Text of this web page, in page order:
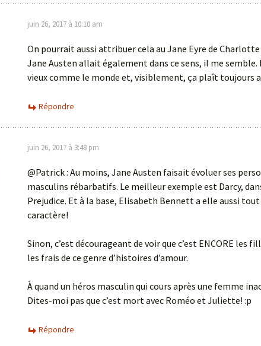
juin 26, 2017 à 10:10 am
On pourrait aussi attribuer cela au Jane Eyre de
Jane Austen allait également dans ce sens, il me semble.
vieux comme le monde et, visiblement, ça plaît toujours
Répondre
juin 26, 2017 à 3:48 pm
@Patrick : Au moins, Jane Austen faisait évoluer ses
masculins rébarbatifs. Le meilleur exemple est Darcy,
Prejudice. Et à la base, Elisabeth Bennett a elle aussi tout
caractère!
Sinon, c’est décourageant de voir que c’est ENCORE les
les frais de ce genre d’histoires d’amour.
À quand un héros masculin qui cours après une femme
Dites-moi pas que c’est mort avec Roméo et Juliette! :p
Répondre